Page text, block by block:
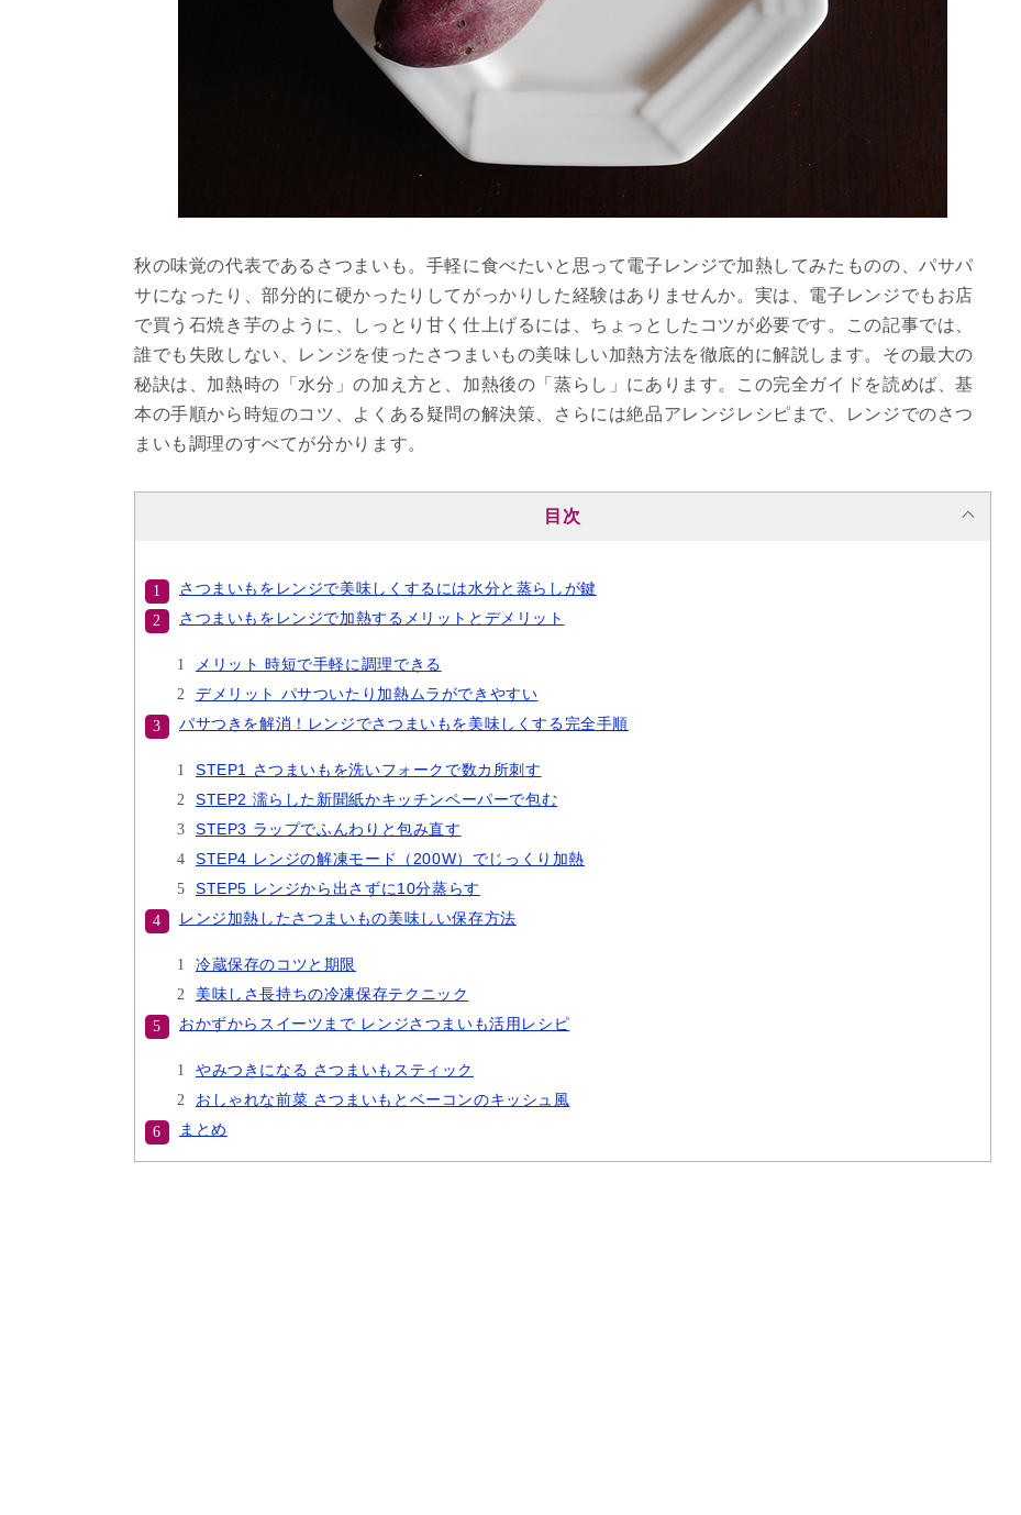
秋の味覚の代表であるさつまいも。手軽に食べたいと思って電子レンジで加熱してみたものの、パサパ
サになったり、部分的に硬かったりしてがっかりした経験はありませんか。実は、電子レンジでもお店
で買う石焼き芋のように、しっとり甘く仕上げるには、ちょっとしたコツが必要です。この記事では、
誰でも失敗しない、レンジを使ったさつまいもの美味しい加熱方法を徹底的に解説します。その最大の
秘訣は、加熱時の「水分」の加え方と、加熱後の「蒸らし」にあります。この完全ガイドを読めば、基
本の手順から時短のコツ、よくある疑問の解決策、さらには絶品アレンジレシピまで、レンジでのさつ
まいも調理のすべてが分かります。
目次
さつまいもをレンジで美味しくするには水分と蒸らしが鍵
さつまいもをレンジで加熱するメリットとデメリット
メリット 時短で手軽に調理できる
デメリット パサついたり加熱ムラができやすい
パサつきを解消！レンジでさつまいもを美味しくする完全手順
STEP1 さつまいもを洗いフォークで数カ所刺す
STEP2 濡らした新聞紙かキッチンペーパーで包む
STEP3 ラップでふんわりと包み直す
STEP4 レンジの解凍モード（200W）でじっくり加熱
STEP5 レンジから出さずに10分蒸らす
レンジ加熱したさつまいもの美味しい保存方法
冷蔵保存のコツと期限
美味しさ長持ちの冷凍保存テクニック
おかずからスイーツまで レンジさつまいも活用レシピ
やみつきになる さつまいもスティック
おしゃれな前菜 さつまいもとベーコンのキッシュ風
まとめ